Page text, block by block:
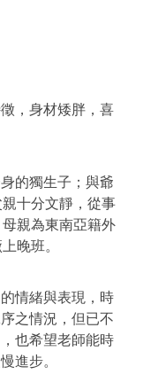
，身材矮胖，喜
的獨生子；與爺
十分文靜，從事
親為東南亞籍外
晚班。
情緒與表現，時
之情況，但已不
也希望老師能時
進步。